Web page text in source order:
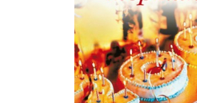
обсуждаемые